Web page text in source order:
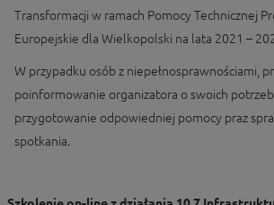
Transformacji w ramach Pomocy Technicznej
Europejskie dla Wielkopolski na lata 2021 –
W przypadku osób z niepełnosprawnościami,
poinformowanie organizatora o swoich
przygotowanie odpowiedniej pomocy praz
spotkania.